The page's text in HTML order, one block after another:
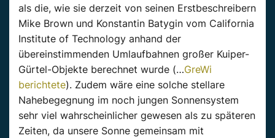
als die, wie sie derzeit von seinen Erstbeschreibern
Mike Brown und Konstantin Batygin vom California
Institute of Technology anhand der
übereinstimmenden Umlaufbahnen großer Kuiper-
Gürtel-Objekte berechnet wurde (…GreWi
berichtete). Zudem wäre eine solche stellare
Nahebegegnung im noch jungen Sonnensystem
sehr viel wahrscheinlicher gewesen als zu späteren
Zeiten, da unsere Sonne gemeinsam mit